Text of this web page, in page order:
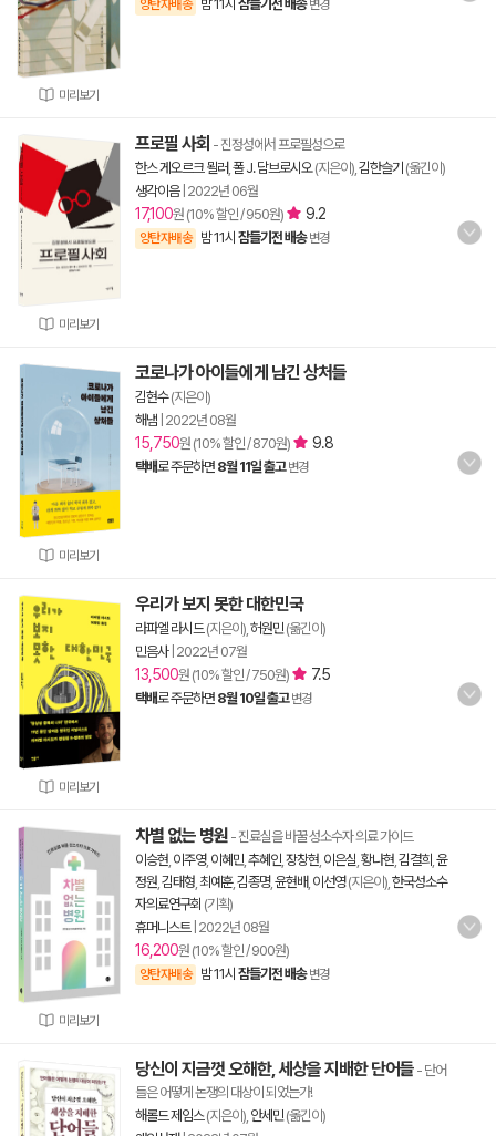
미리보기
양탄자배송 밤 11시 잠들기전 배송 변경
미리보기
프로필 사회 - 진정성에서 프로필성으로
한스 게오르크 묄러 폴 J. 담브로시오(지은이), 김한슬기 (옮긴이)
생각이음| 2022년 06월
17,100원 (10% 할인 / 950원) 9.2
양탄자배송 밤 11시 잠들기전 배송 변경
미리보기
코로나가 아이들에게 남긴 상처들
김현수(지은이)
해냄 2022년 08월
15,750원 (10% 할인 / 870원) 9.8
택배로 주문하면 8월 11일 출고 변경
미리보기
우리가 보지 못한 대한민국
라파엘 라시드(지은이), 허원민(옮긴이)
민음사| 2022년 07월
13,500원 (10% 할인 / 750원) 7.5
택배로 주문하면 8월 10일 출고 변경
미리보기
차별 없는 병원 - 진료실을 바꿀 성소수자 의료 가이드
이승현 이주영, 이혜민, 추혜인 장창현 이은실 황나현 김결희 윤
정원 김태형 최예훈, 김종명, 윤현배 이선영(지은이), 한국성소수
자의료연구회 (기획)
휴머니스트| 2022년 08월
16,200원 (10% 할인 / 900원)
양탄자배송 밤 11시 잠들기전 배송 변경
당신이 지금껏 오해한, 세상을 지배한 단어들 - 단어
들은 어떻게 논쟁의 대상이 되었는가!
해롤드 제임스(지은이), 안세민(옮긴이)